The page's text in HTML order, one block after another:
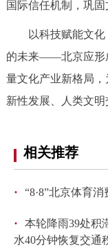
国际信任机制，巩固
以科技赋能文化
的未来——北京应形
量文化产业新格局
新性发展、人类文明
相关推荐
· “8·8”北京体育
·
本轮降雨39处积
水40分钟恢复交通